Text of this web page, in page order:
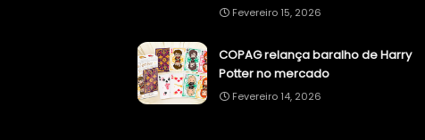
Fevereiro 15, 2026
COPAG relança baralho de Harry
Potter no mercado
Fevereiro 14, 2026